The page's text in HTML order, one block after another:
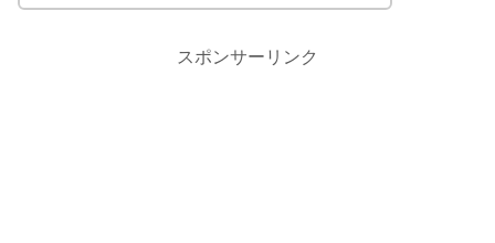
スポンサーリンク